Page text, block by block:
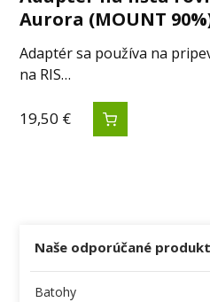
Aurora (MOUNT
Adaptér sa používa na
na RIS…
19,50 €
Naše odporúčané
Batohy